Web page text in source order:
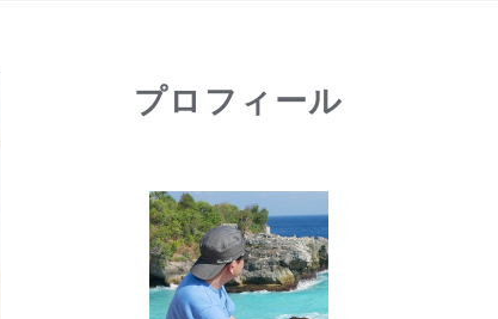
プロフィール